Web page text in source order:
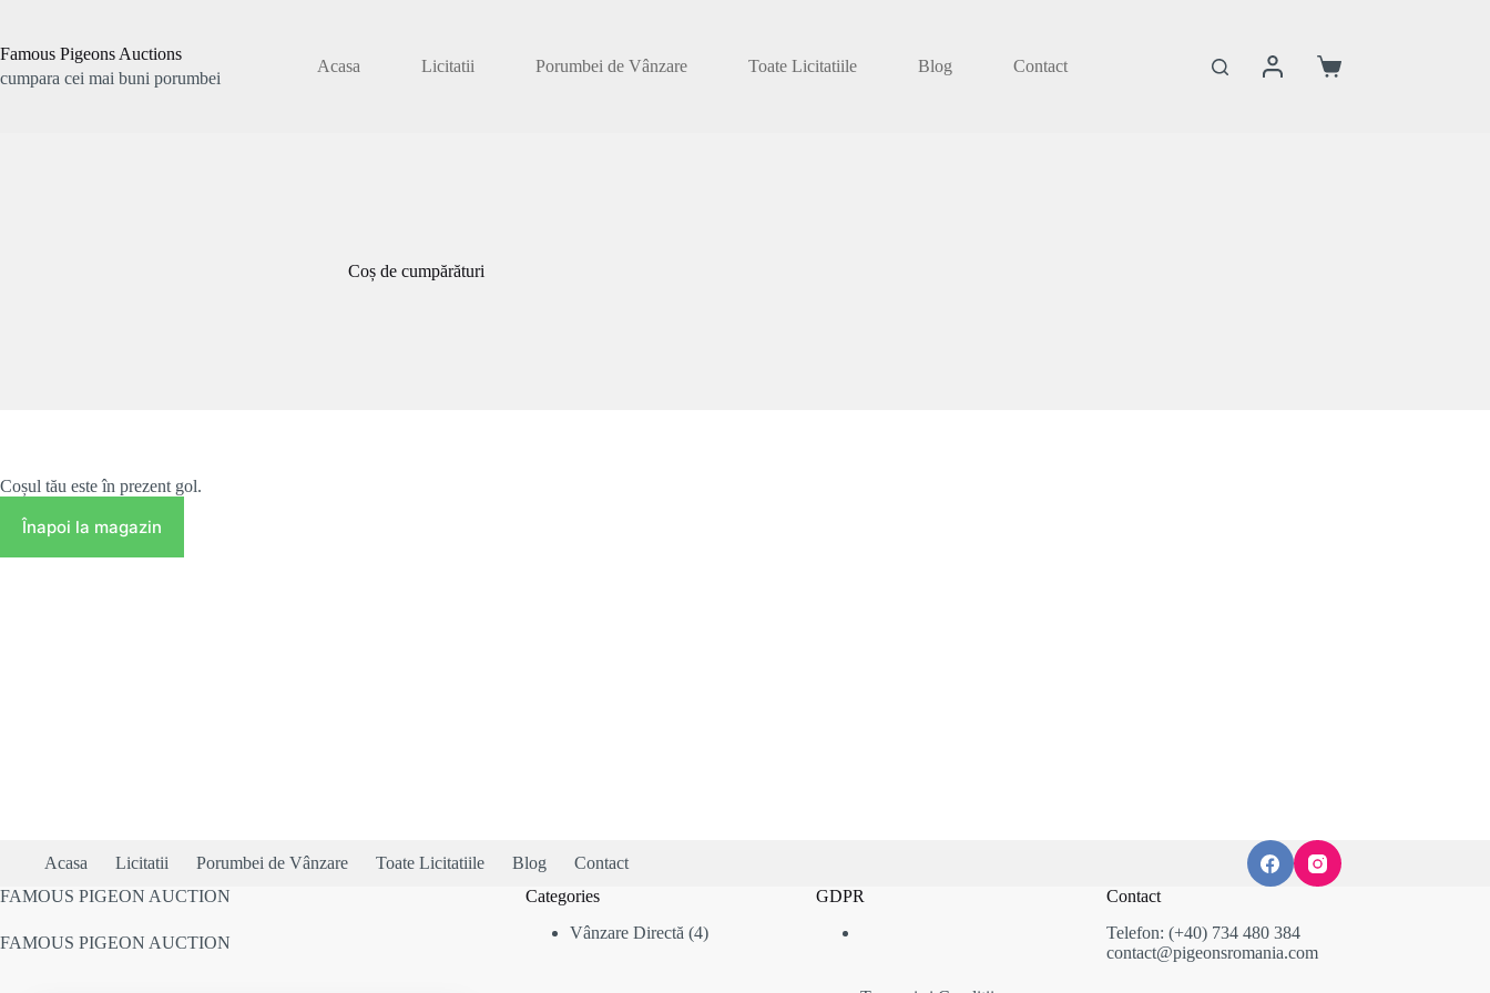
conținut
Famous Pigeons Auctions
cumpara cei mai buni porumbei
Acasa Licitatii Porumbei de Vânzare Toate Licitatiile Blog Contact
Coș
Coș de cumpărături
Coșul tău este în prezent gol.
Înapoi la magazin
Acasa Licitatii Porumbei de Vânzare Toate Licitatiile Blog
Contact
FAMOUS PIGEON AUCTION
FAMOUS PIGEON AUCTION
Categories
Vânzare Directă 44
GDPR
Contact
Telefon: (+40) 734 480 384
contact@pigeonsromania.com